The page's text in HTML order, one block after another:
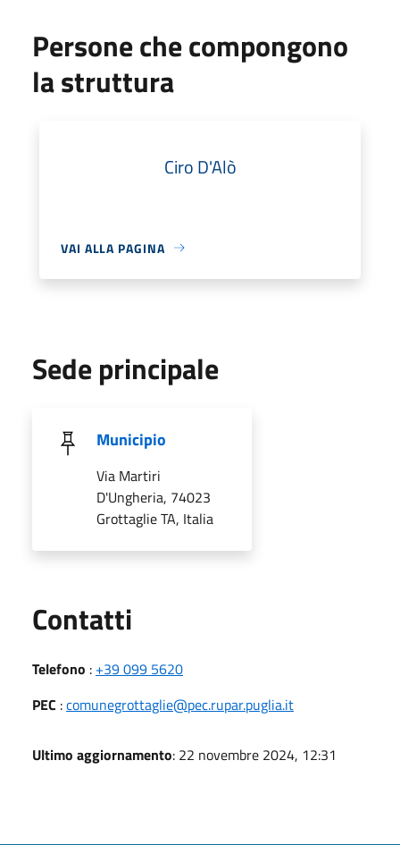
Persone che compongono
la struttura
Ciro D'Alò
VAI ALLA PAGINA
Sede principale
Municipio
Via Martiri
D'Ungheria, 74023
Grottaglie TA, Italia
Contatti
Telefono : +39 099 5620
PEC :comunegrottaglie@pec.rupar.puglia.it
Ultimo aggiornamento: 22 novembre 2024, 12:31